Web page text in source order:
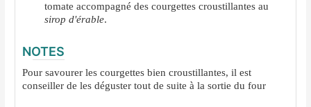
tomate accompagné des courgettes croustillantes au
sirop d'érable.
NOTES
Pour savourer les courgettes bien croustillantes, il est
conseiller de les déguster tout de suite à la sortie du four